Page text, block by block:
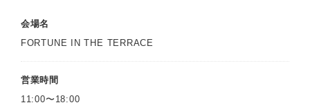
会場名
FORTUNE IN THE TERRACE
営業時間
11:00〜18:00